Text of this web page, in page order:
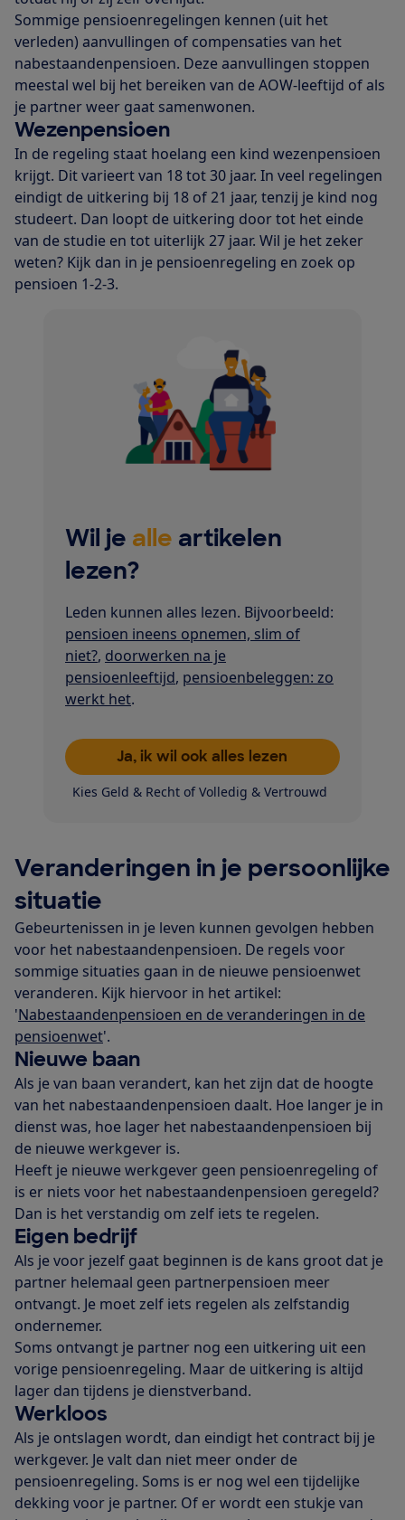
Sommige pensioenregelingen kennen (uit het
verleden) aanvullingen of compensaties van het
nabestaandenpensioen. Deze aanvullingen stoppen
meestal wel bij het bereiken van de AOW-leeftijd of als
je partner weer gaat samenwonen.
Wezenpensioen
In de regeling staat hoelang een kind wezenpensioen
krijgt. Dit varieert van 18 tot 30 jaar. In veel regelingen
eindigt de uitkering bij 18 of 21 jaar, tenzij je kind nog
studeert. Dan loopt de uitkering door tot het einde
van de studie en tot uiterlijk 27 jaar. Wil je het zeker
weten? Kijk dan in je pensioenregeling en zoek op
pensioen 1-2-3.
Wil je alle artikelen
lezen?
Leden kunnen alles lezen. Bijvoorbeeld:
pensioen ineens opnemen, slim of
niet?, doorwerken na je
pensioenleeftijd, pensioenbeleggen: zo
werkt het.
Ja, ik wil ook alles lezen
Kies Geld & Recht of Volledig & Vertrouwd
Veranderingen in je persoonlijke
situatie
Gebeurtenissen in je leven kunnen gevolgen hebben
voor het nabestaandenpensioen. De regels voor
sommige situaties gaan in de nieuwe pensioenwet
veranderen. Kijk hiervoor in het artikel:
'Nabestaandenpensioen en de veranderingen in de
pensioenwet'.
Nieuwe baan
Als je van baan verandert, kan het zijn dat de hoogte
van het nabestaandenpensioen daalt. Hoe langer je in
dienst was, hoe lager het nabestaandenpensioen bij
de nieuwe werkgever is.
Heeft je nieuwe werkgever geen pensioenregeling of
is er niets voor het nabestaandenpensioen geregeld?
Dan is het verstandig om zelf iets te regelen.
Eigen bedrijf
Als je voor jezelf gaat beginnen is de kans groot dat je
partner helemaal geen partnerpensioen meer
ontvangt. Je moet zelf iets regelen als zelfstandig
ondernemer.
Soms ontvangt je partner nog een uitkering uit een
vorige pensioenregeling. Maar de uitkering is altijd
lager dan tijdens je dienstverband.
Werkloos
Als je ontslagen wordt, dan eindigt het contract bij je
werkgever. Je valt dan niet meer onder de
pensioenregeling. Soms is er nog wel een tijdelijke
dekking voor je partner. Of er wordt een stukje van